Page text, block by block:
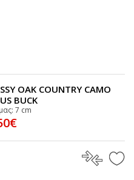
OAK COUNTRY CAMO
BUCK
7 cm